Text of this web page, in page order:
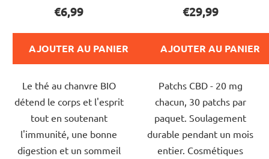
produit
est
de
sur
5
étoiles.
€6,99
AJOUTER AU PANIER
Le thé au chanvre BIO
détend le corps et l'esprit
tout en soutenant
l'immunité, une bonne
digestion et un sommeil
produit
est
de
sur
5
étoiles.
€29,99
AJOUTER AU PANIER
Patchs CBD - 20 mg
chacun, 30 patchs par
paquet. Soulagement
durable pendant un mois
entier. Cosmétiques